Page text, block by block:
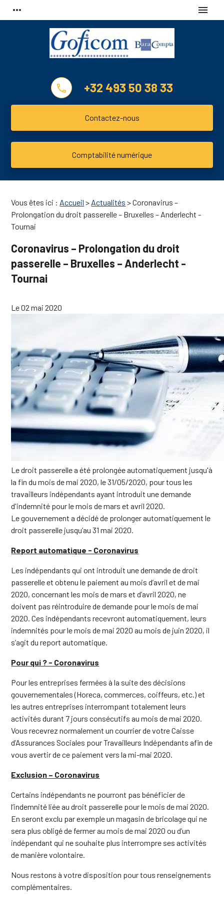
more_horiz menu
phone +32 493 50 38 33
Contactez-nous
Comptabilité numérique
Vous êtes ici : Accueil > Actualités > Coronavirus –
Prolongation du droit passerelle – Bruxelles – Anderlecht -
Tournai
Coronavirus – Prolongation du droit
passerelle – Bruxelles – Anderlecht -
Tournai
Le 02 mai 2020
Le droit passerelle a été prolongée automatiquement jusqu'à
la fin du mois de mai 2020, le 31/05/2020, pour tous les
travailleurs indépendants ayant introduit une demande
d'indemnité pour le mois de mars et avril 2020.
Le gouvernement a décidé de prolonger automatiquement le
droit passerelle jusqu’au 31 mai 2020.
Report automatique - Coronavirus
Les indépendants qui ont introduit une demande de droit
passerelle et obtenu le paiement au mois d’avril et de mai
2020, concernant les mois de mars et d’avril 2020, ne
doivent pas réintroduire de demande pour le mois de mai
2020. Ces indépendants recevront automatiquement, leurs
indemnités pour le mois de mai 2020 au mois de juin 2020, il
s’agit du report automatique.
Pour qui ? - Coronavirus
Pour les entreprises fermées à la suite des décisions
gouvernementales (Horeca, commerces, coiffeurs, etc.) et
les autres entreprises interrompant totalement leurs
activités durant 7 jours consécutifs au mois de mai 2020.
Vous recevrez normalement un courrier de votre Caisse
d’Assurances Sociales pour Travailleurs Indépendants afin de
vous avertir de ce paiement vers la mi-mai 2020.
Exclusion – Coronavirus
Certains indépendants ne pourront pas bénéficier de
l’indemnité liée au droit passerelle pour le mois de mai 2020.
En seront exclu par exemple un magasin de bricolage qui ne
sera plus obligé de fermer au mois de mai 2020 ou d’un
indépendant qui ne souhaite plus interrompre ses activités
de manière volontaire.
Nous restons à votre disposition pour tous renseignements
complémentaires.